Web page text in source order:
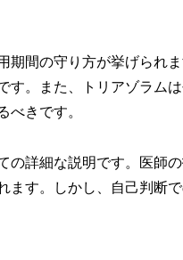
期間の守り方が挙げられ
す。また、トリアゾラム
べきです。
の詳細な説明です。医師
ます。しかし、自己判断